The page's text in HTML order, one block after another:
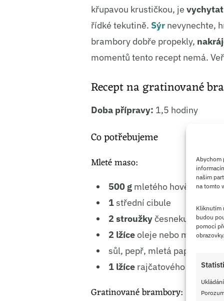
Abychom
našim
na tomto
Kliknutím
budou
pomocí
obrazovky.
křupavou krustičkou, je
řídké tekutině. Sýrnevynechte,
brambory dobře propekly,
momentů tento recept nemá.
Recept na gratinované
Doba přípravy: 1,5 hodiny
Co potřebujeme
Mleté maso:
500 g mletého hovězího
1 střední cibule
2 stroužkyčesneku
2 lžíceoleje nebo másla
sůl, pepř, mletá paprika dle
1 lžíce rajčatového protlaku
Gratinované brambory: